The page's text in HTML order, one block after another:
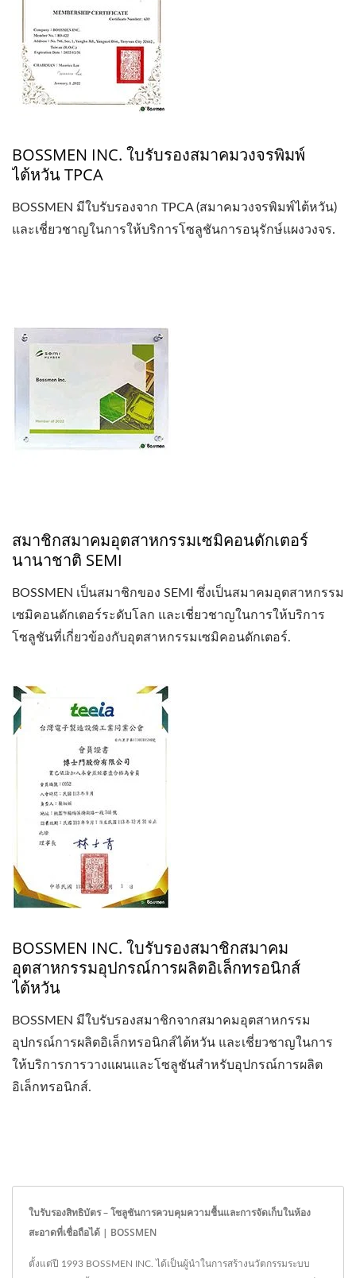
BOSSMEN INC. ใบรับรองสมาคมวงจรพิมพ์
ไต้หวัน TPCA
BOSSMEN มีใบรับรองจาก TPCA (สมาคมวงจรพิมพ์ไต้หวัน)
และเชี่ยวชาญในการให้บริการโซลูชันการอนุรักษ์แผงวงจร.
สมาชิกสมาคมอุตสาหกรรมเซมิคอนดักเตอร์
นานาชาติ SEMI
BOSSMEN เป็นสมาชิกของ SEMI ซึ่งเป็นสมาคมอุตสาหกรรม
เซมิคอนดักเตอร์ระดับโลก และเชี่ยวชาญในการให้บริการ
โซลูชันที่เกี่ยวข้องกับอุตสาหกรรมเซมิคอนดักเตอร์.
BOSSMEN INC. ใบรับรองสมาชิกสมาคม
อุตสาหกรรมอุปกรณ์การผลิตอิเล็กทรอนิกส์
ไต้หวัน
BOSSMEN มีใบรับรองสมาชิกจากสมาคมอุตสาหกรรม
อุปกรณ์การผลิตอิเล็กทรอนิกส์ไต้หวัน และเชี่ยวชาญในการ
ให้บริการการวางแผนและโซลูชันสำหรับอุปกรณ์การผลิต
อิเล็กทรอนิกส์.
ใบรับรองสิทธิบัตร – โซลูชันการควบคุมความชื้นและการจัดเก็บในห้อง
สะอาดที่เชื่อถือได้ | BOSSMEN
ตั้งแต่ปี 1993 BOSSMEN INC. ได้เป็นผู้นำในการสร้างนวัตกรรมระบบ